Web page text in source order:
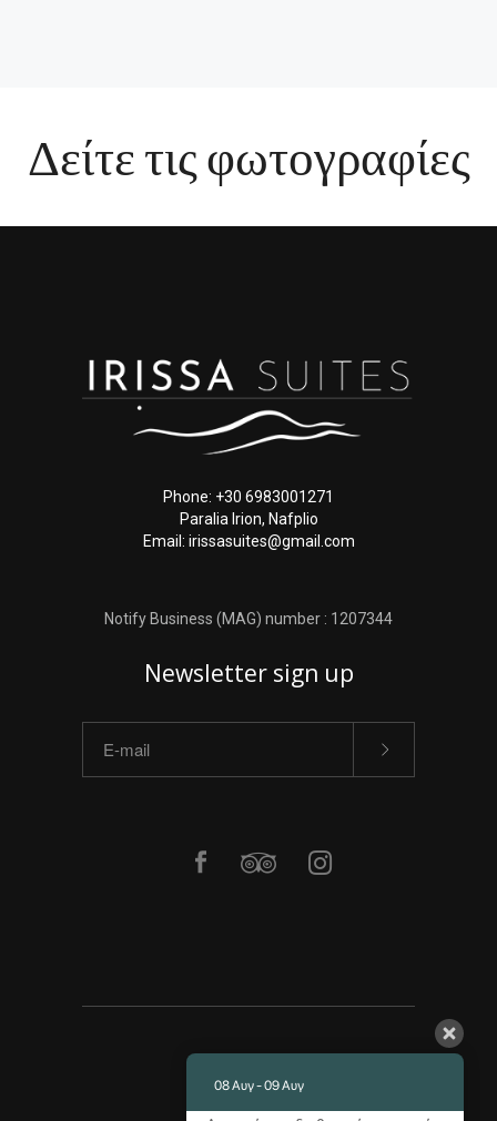
Δείτε τις φωτογραφίες
Phone: +30 6983001271
Paralia Irion, Nafplio
Email: irissasuites@gmail.com
Notify Business (MAG) number : 1207344
Newsletter sign up
ΥΠΗΡΕΣΙΕΣ
ΦΩΤΟΓΡΑΦΙΕΣ
08 Αυγ - 09 Αυγ